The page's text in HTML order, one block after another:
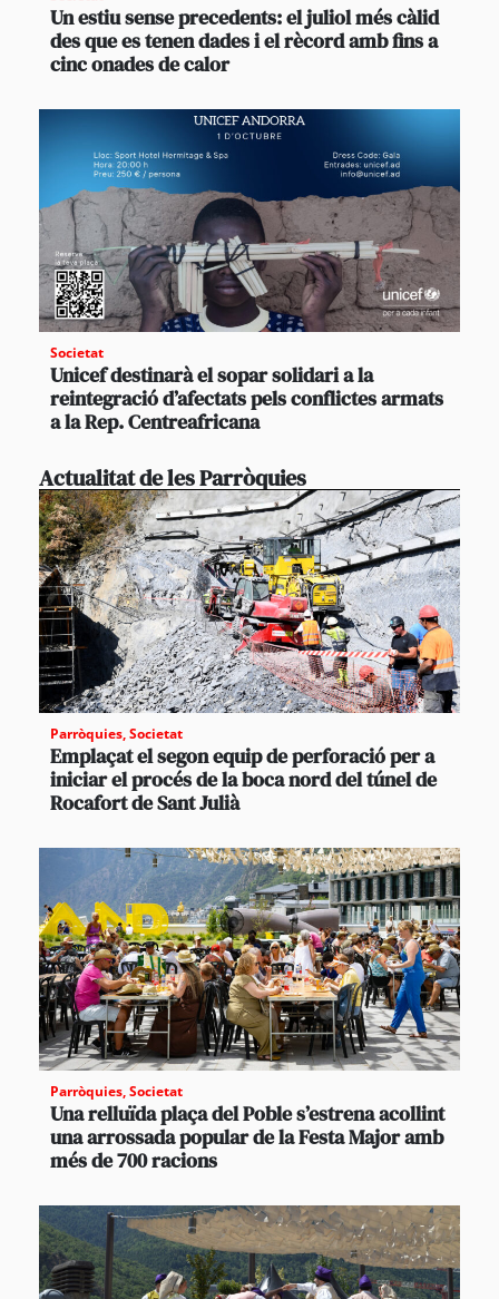
Un estiu sense precedents: el juliol més càlid
des que es tenen dades i el rècord amb fins a
cinc onades de calor
Societat
Unicef destinarà el sopar solidari a la
reintegració d’afectats pels conflictes armats
a la Rep. Centreafricana
Actualitat de les Parròquies
Parròquies,Societat
Emplaçat el segon equip de perforació per a
iniciar el procés de la boca nord del túnel de
Rocafort de Sant Julià
Parròquies,Societat
Una relluïda plaça del Poble s’estrena acollint
una arrossada popular de la Festa Major amb
més de 700 racions